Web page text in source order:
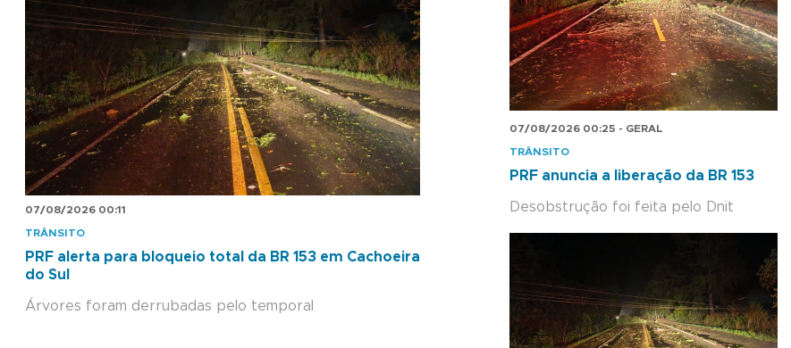
07/08/2026 00:11
TRÂNSITO
PRF alerta para bloqueio total da BR 153 em Cachoeira
do Sul
Árvores foram derrubadas pelo temporal
07/08/2026 00:25 - GERAL
TRÂNSITO
PRF anuncia a liberação da BR 153
Desobstrução foi feita pelo Dnit